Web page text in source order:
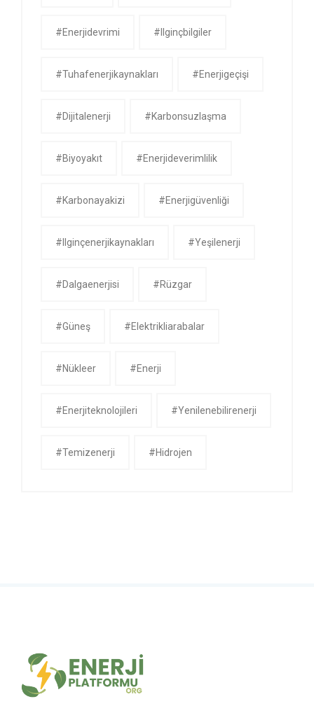
#enerjidevrimi #ilginçbilgiler
#tuhafenerjikaynakları #enerjigeçişi
#dijitalenerji #karbonsuzlaşma
#biyoyakıt #enerjideverimlilik
#karbonayakizi #enerjigüvenliği
#ilginçenerjikaynakları #yeşilenerji
#dalgaenerjisi #rüzgar
#güneş #Elektrikliarabalar
#nükleer #Enerji
#enerjiteknolojileri #yenilenebilirenerji
#temizenerji #Hidrojen